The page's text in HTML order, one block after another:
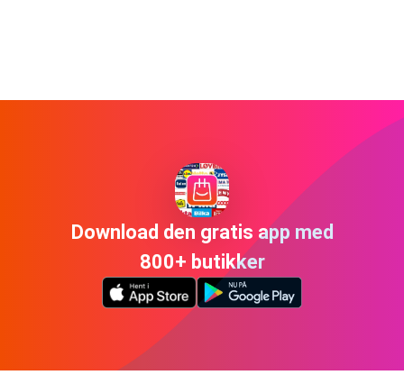
Download den gratis app med
800+ butikker